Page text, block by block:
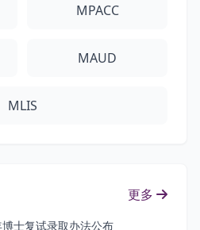
MPACC
MAUD
MLIS
更多
士复试录取办法公布